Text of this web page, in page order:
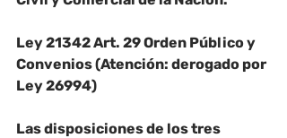
Ley 21342 Art. 29 Orden Público y
Convenios (Atención: derogado por
Ley 26994)
Las disposiciones de los tres